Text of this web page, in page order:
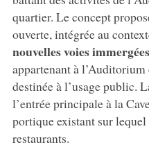
quartier. Le concept
ouverte, intégrée au
nouvelles voies
appartenant à
destinée à l’usage public.
l’entrée principale à la
portique existant sur
restaurants.